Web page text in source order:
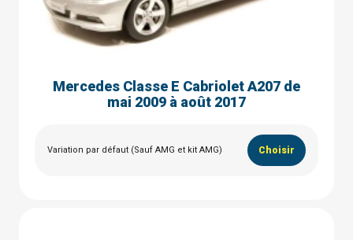
Mercedes Classe E Cabriolet A207 de
mai 2009 à août 2017
Variation par défaut (Sauf AMG et kit AMG) Choisir